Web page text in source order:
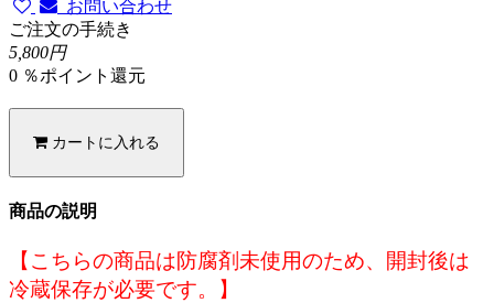
お問い合わせ
ご注文の手続き
5,800円
0 ％ポイント還元
カートに入れる
商品の説明
【こちらの商品は防腐剤未使用のため、開封後は
冷蔵保存が必要です。】